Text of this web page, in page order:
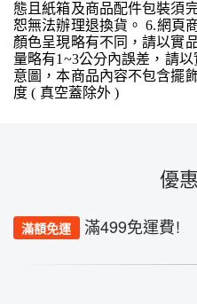
態且紙箱及商品配件包裝須
恕無法辦理退換貨。 6.網頁
顏色呈現略有不同，請以實
量略有1~3公分內誤差，請
意圖，本商品內容不包含擺
度 ( 真空蓋除外 )
優
滿額免運 滿499免運費!